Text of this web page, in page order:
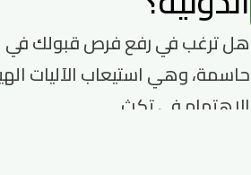
هل ترغب في رفع فرص قبولك في
حاسمة، وهي استيعاب الآليات
الاهتمام في تكث...